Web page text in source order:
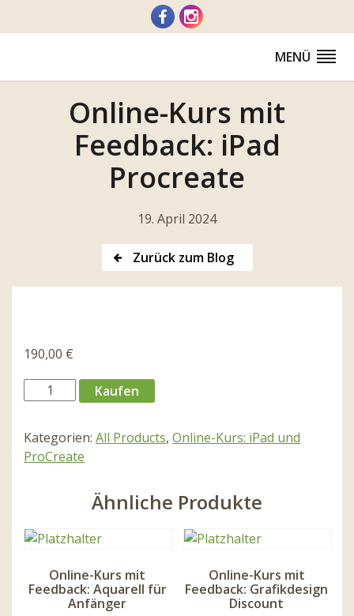
MENÜ
Online-Kurs mit
Feedback: iPad
Procreate
19. April 2024
Zurück zum Blog
190,00 €
Kaufen
Kategorien: All Products, Online-Kurs: iPad und
ProCreate
Ähnliche Produkte
Online-Kurs mit
Feedback: Aquarell für
Anfänger
Online-Kurs mit
Feedback: Grafikdesign
Discount